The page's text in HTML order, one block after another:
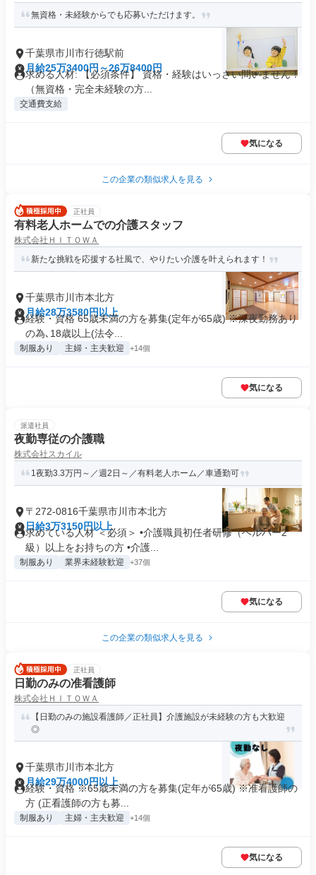
無資格・未経験からでも応募いただけます。
千葉県市川市行徳駅前
月給25万3400円～26万8400円
求める人材: 【必須条件】 資格・経験はいっさい問いません！
（無資格・完全未経験の方...
交通費支給
気になる
この企業の類似求人を見る
正社員
有料老人ホームでの介護スタッフ
株式会社ＨＩＴＯＷＡ
新たな挑戦を応援する社風で、やりたい介護を叶えられます！
千葉県市川市本北方
月給28万3580円以上
経験・資格 65歳未満の方を募集(定年が65歳) ※深夜勤務あり
の為､18歳以上(法令...
制服あり 主婦・主夫歓迎 +14個
気になる
派遣社員
夜勤専従の介護職
株式会社スカイル
1夜勤3.3万円～／週2日～／有料老人ホーム／車通勤可
〒272-0816千葉県市川市本北方
日給3万3150円以上
求めている人材 ＜必須＞ •介護職員初任者研修（ヘルパー2
級）以上をお持ちの方 •介護...
制服あり 業界未経験歓迎 +37個
気になる
この企業の類似求人を見る
正社員
日勤のみの准看護師
株式会社ＨＩＴＯＷＡ
【日勤のみの施設看護師／正社員】介護施設が未経験の方も大歓迎
◎
千葉県市川市本北方
月給29万4000円以上
経験・資格 ※65歳未満の方を募集(定年が65歳) ※准看護師の
方 (正看護師の方も募...
制服あり 主婦・主夫歓迎 +14個
気になる